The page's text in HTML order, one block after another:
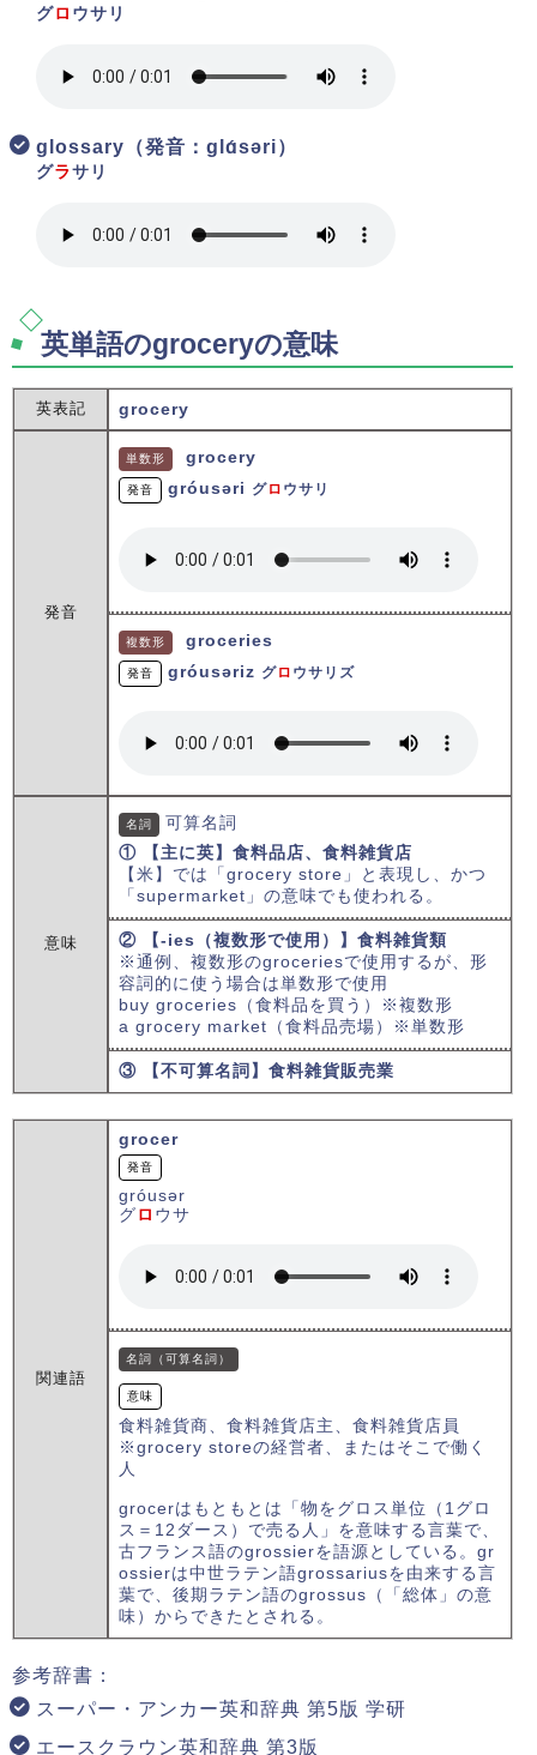
グロ ウサリ
glossary（発音：ɡlɑ́səri）
グラサリ
英単語のgroceryの意味
英表記 grocery
発音
単数形 grocery
発音 ɡróusəri グ ロ ウサリ
複数形 groceries
発音 ɡróusəriz グ ロ ウサリズ
意味
名詞
可算名詞
① 【主に英】食料品店、食料雑貨店
【米】では「grocery store」と表現し、かつ
「supermarket」の意味でも使われる。
② 【-ies（複数形で使用）】食料雑貨類
※通例、複数形のgroceriesで使用するが、形
容詞的に使う場合は単数形で使用
buy groceries（食料品を買う）※複数形
a grocery market（食料品売場）※単数形
③ 【不可算名詞】食料雑貨販売業
関連語
grocer
発音
ɡróusər
グ ロ ウサ
名詞（可算名詞）
意味
食料雑貨商、食料雑貨店主、食料雑貨店員
※grocery storeの経営者、またはそこで働く
人
grocerはもともとは「物をグロス単位（1グロ
ス＝12ダース）で売る人」を意味する言葉で、
古フランス語のgrossierを語源としている。gr
ossierは中世ラテン語grossariusを由来する言
葉で、後期ラテン語のgrossus（「総体」の意
味）からできたとされる。
参考辞書：
スーパー・アンカー英和辞典 第5版 学研
エースクラウン英和辞典 第3版